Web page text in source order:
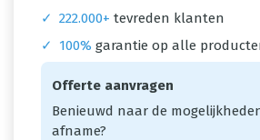
✓ 222.000+ tevreden klanten
✓
100% garantie op alle
Offerte aanvragen
Benieuwd naar de
afname?